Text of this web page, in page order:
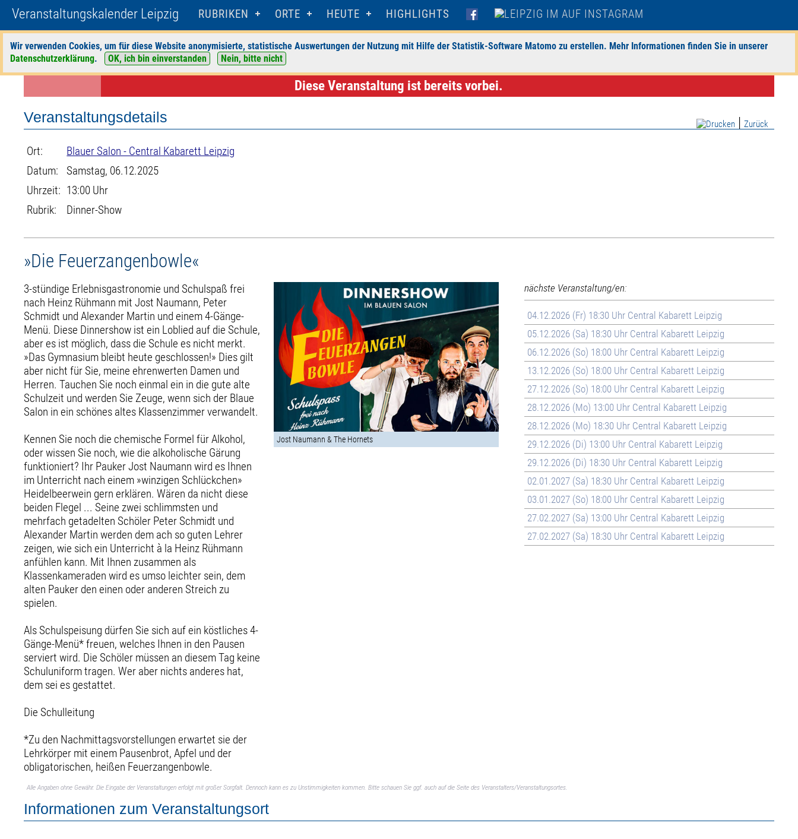
Veranstaltungskalender Leipzig RUBRIKEN ORTE HEUTE HIGHLIGHTS
Wir verwenden Cookies, um für diese Website anonymisierte, statistische Auswertungen der Nutzung mit Hilfe der Statistik-Software Matomo zu erstellen. Mehr Informationen finden Sie in unserer
Datenschutzerklärung. OK, ich bin einverstanden Nein, bitte nicht
Startseite>Veranstaltungen >Suche >Dinner-Show>Blauer Salon - Central Kabarett Leipzig
Diese Veranstaltung ist bereits vorbei.
| Zurück
Veranstaltungsdetails
Ort:
Blauer Salon - Central Kabarett Leipzig
Datum:
Samstag, 06.12.2025
Uhrzeit: 13:00 Uhr
Rubrik:
Dinner-Show
»Die Feuerzangenbowle«
3-stündige Erlebnisgastronomie und Schulspaß frei
nach Heinz Rühmann mit Jost Naumann, Peter
Schmidt und Alexander Martin und einem 4-Gänge-
Menü. Diese Dinnershow ist ein Loblied auf die Schule,
aber es ist möglich, dass die Schule es nicht merkt.
»Das Gymnasium bleibt heute geschlossen!» Dies gilt
aber nicht für Sie, meine ehrenwerten Damen und
Herren. Tauchen Sie noch einmal ein in die gute alte
Schulzeit und werden Sie Zeuge, wenn sich der Blaue
Salon in ein schönes altes Klassenzimmer verwandelt.
Kennen Sie noch die chemische Formel für Alkohol,
oder wissen Sie noch, wie die alkoholische Gärung
funktioniert? Ihr Pauker Jost Naumann wird es Ihnen
im Unterricht nach einem »winzigen Schlückchen»
Heidelbeerwein gern erklären. Wären da nicht diese
beiden Flegel ... Seine zwei schlimmsten und
mehrfach getadelten Schöler Peter Schmidt und
Alexander Martin werden dem ach so guten Lehrer
zeigen, wie sich ein Unterricht à la Heinz Rühmann
anfühlen kann. Mit Ihnen zusammen als
Klassenkameraden wird es umso leichter sein, dem
alten Pauker den einen oder anderen Streich zu
spielen.
Als Schulspeisung dürfen Sie sich auf ein köstliches 4-
Gänge-Menü* freuen, welches Ihnen in den Pausen
serviert wird. Die Schöler müssen an diesem Tag keine
Schuluniform tragen. Wer aber nichts anderes hat,
dem sei es gestattet.
Die Schulleitung
*Zu den Nachmittagsvorstellungen erwartet sie der
Lehrkörper mit einem Pausenbrot, Apfel und der
obligatorischen, heißen Feuerzangenbowle.
Jost Naumann & The Hornets
nächste Veranstaltung/en:
04.12.2026 (Fr) 18:30 Uhr Central Kabarett Leipzig
05.12.2026 (Sa) 18:30 Uhr Central Kabarett Leipzig
06.12.2026 (So) 18:00 Uhr Central Kabarett Leipzig
13.12.2026 (So) 18:00 Uhr Central Kabarett Leipzig
27.12.2026 (So) 18:00 Uhr Central Kabarett Leipzig
28.12.2026 (Mo) 13:00 Uhr Central Kabarett Leipzig
28.12.2026 (Mo) 18:30 Uhr Central Kabarett Leipzig
29.12.2026 (Di) 13:00 Uhr Central Kabarett Leipzig
29.12.2026 (Di) 18:30 Uhr Central Kabarett Leipzig
02.01.2027 (Sa) 18:30 Uhr Central Kabarett Leipzig
03.01.2027 (So) 18:00 Uhr Central Kabarett Leipzig
27.02.2027 (Sa) 13:00 Uhr Central Kabarett Leipzig
27.02.2027 (Sa) 18:30 Uhr Central Kabarett Leipzig
Alle Angaben ohne Gewähr. Die Eingabe der Veranstaltungen erfolgt mit großer Sorgfalt. Dennoch kann es zu Unstimmigkeiten kommen. Bitte schauen Sie ggf. auch auf die Seite des Veranstalters/Veranstaltungsortes.
Informationen zum Veranstaltungsort